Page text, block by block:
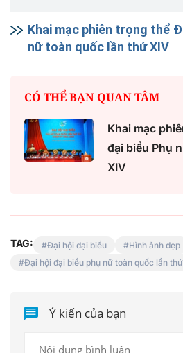
Khai mạc phiên trọng thể
nữ toàn quốc lần thứ XIV
CÓ THỂ BẠN QUAN TÂM
Khai mạc
đại biểu Phụ
XIV
TAG: Đại hội đại biểu
Hình ảnh đẹp
Đại hội đại biểu phụ nữ toàn quốc lần
Ý kiến của bạn